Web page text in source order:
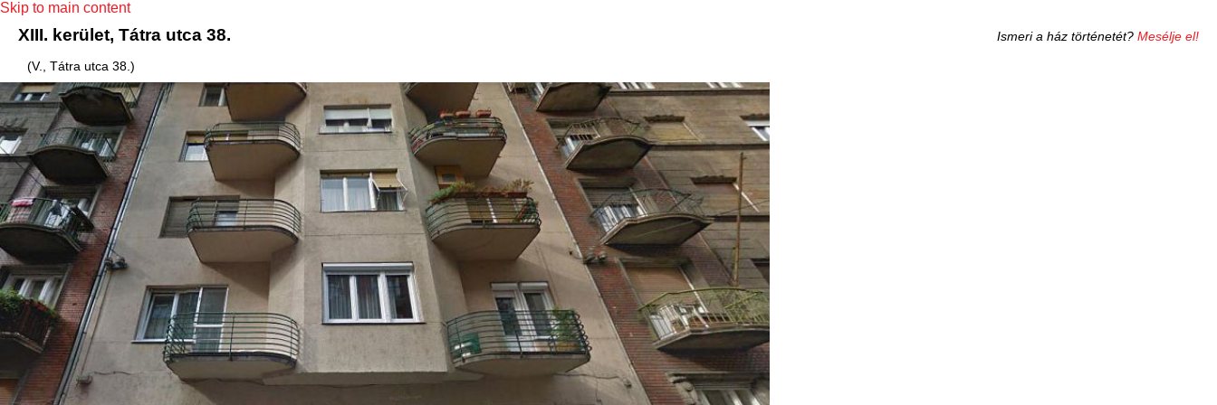
Skip to main content
XIII. kerület, Tátra utca 38.
(V., Tátra utca 38.)
Ismeri a ház történetét? Mesélje el!